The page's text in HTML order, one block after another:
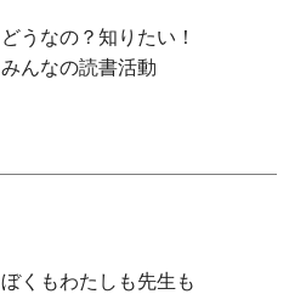
どうなの？知りたい！
みんなの読書活動
ぼくもわたしも先生も